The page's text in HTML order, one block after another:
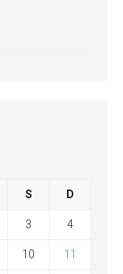
S D
3 4
10 11